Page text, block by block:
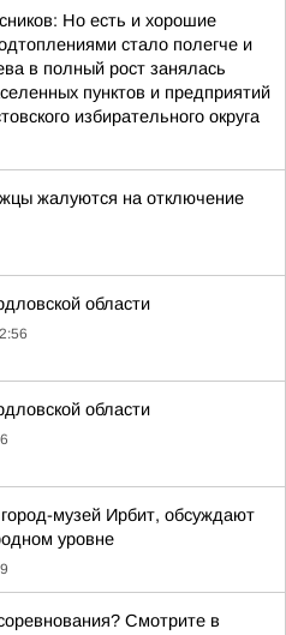
Но есть и хорошие
стало полегче и
в полный рост занялась
пунктов и предприятий
избирательного округа
жалуются на отключение
области
области
музей Ирбит, обсуждают
уровне
Смотрите в